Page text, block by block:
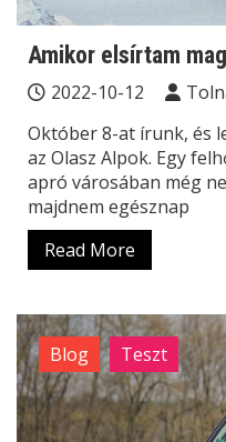
Amikor elsírtam
2022-10-12
Október 8-at írunk, és
az Olasz Alpok. Egy
apró városában még
majdnem egésznap
Read More
Blog Teszt